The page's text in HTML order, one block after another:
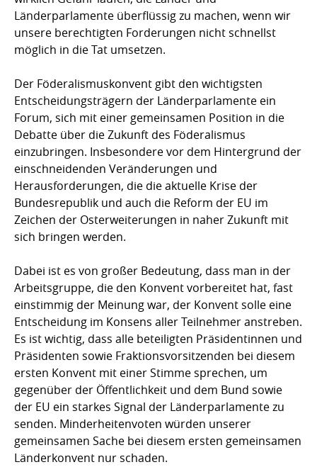
Länderparlamente überflüssig zu machen, wenn wir
unsere berechtigten Forderungen nicht schnellst
möglich in die Tat umsetzen.
Der Föderalismuskonvent gibt den wichtigsten
Entscheidungsträgern der Länderparlamente ein
Forum, sich mit einer gemeinsamen Position in die
Debatte über die Zukunft des Föderalismus
einzubringen. Insbesondere vor dem Hintergrund der
einschneidenden Veränderungen und
Herausforderungen, die die aktuelle Krise der
Bundesrepublik und auch die Reform der EU im
Zeichen der Osterweiterungen in naher Zukunft mit
sich bringen werden.
Dabei ist es von großer Bedeutung, dass man in der
Arbeitsgruppe, die den Konvent vorbereitet hat, fast
einstimmig der Meinung war, der Konvent solle eine
Entscheidung im Konsens aller Teilnehmer anstreben.
Es ist wichtig, dass alle beteiligten Präsidentinnen und
Präsidenten sowie Fraktionsvorsitzenden bei diesem
ersten Konvent mit einer Stimme sprechen, um
gegenüber der Öffentlichkeit und dem Bund sowie
der EU ein starkes Signal der Länderparlamente zu
senden. Minderheitenvoten würden unserer
gemeinsamen Sache bei diesem ersten gemeinsamen
Länderkonvent nur schaden.